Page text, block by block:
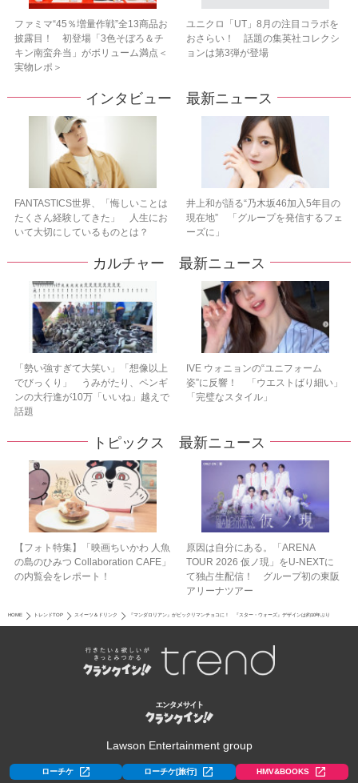
ファミマ“45％増量作戦”全13商品お
披露目！ 初登場「3色そぼろ＆チ
キン南蛮弁当」がボリューム満点＜
実物レポ＞
ユニクロ「UT」8月の注目コラボを
おさらい！ 話題の集英社コレクシ
ョンは第3弾が登場
インタビュー 最新ニュース
FANTASTICS世界、「悔しいことは
たくさん経験してきた」 人生にお
いて大切にしているものとは？
井上和が語る“乃木坂46加入5年目の
現在地” 「グループを発信するフェ
ーズに」
カルチャー 最新ニュース
「勢い強すぎて大笑い」「想像以上
でびっくり」 うみがたり、ペンギ
ンの大行進が10万「いいね」越えで
話題
IVE ウォニョンの“ユニフォーム
姿”に反響！ 「ウエストばり細い」
「完璧なスタイル」
トピックス 最新ニュース
【フォト特集】「映画ちいかわ 人魚
の島のひみつ Collaboration CAFE」
の内覧会をレポート！
原因は自分にある。「ARENA
TOUR 2026 仮ノ現」をU-NEXTに
て独占生配信！ グループ初の東阪
アリーナツアー
HOME トレンドTOP スイーツ＆ドリンク 『マンダロリアン』がビックリマンチョコに！ 『スター・ウォーズ』デザインは約10年ぶり
Lawson Entertainment group
ローチケ ローチケ[旅行] HMV&BOOKS